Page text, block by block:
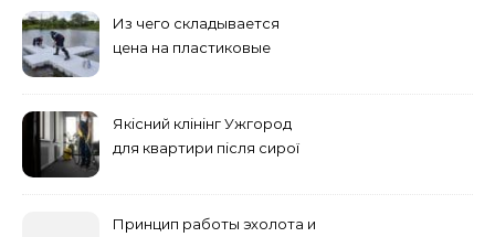
Из чего складывается
цена на пластиковые
Якісний клінінг Ужгород
для квартири після сирої
Принцип работы эхолота и